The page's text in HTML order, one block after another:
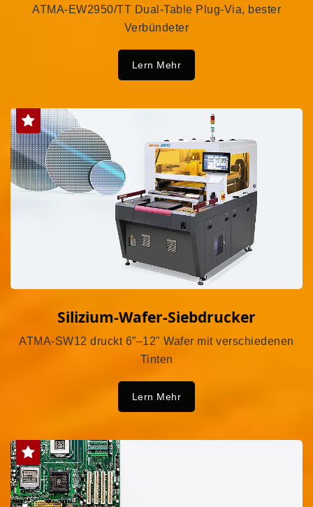
ATMA-EW2950/TT Dual-Table Plug-Via, bester
Verbündeter
Lern Mehr
Silizium-Wafer-Siebdrucker
ATMA-SW12 druckt 6”–12" Wafer mit verschiedenen
Tinten
Lern Mehr